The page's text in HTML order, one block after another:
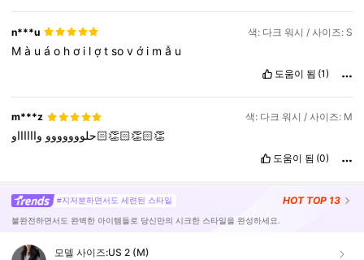
n***u 색: 다크 워시 / 사이즈: S
Mà uáo hơ i lợtsovớ i mẫ u
도움이 됨 (1)
m***z 색: 다크 워시 / 사이즈: M
حلووووووووااااااو👏🏻👏🏻👏🏻
도움이 됨 (0)
#지저분하면서도 세련된 스타일 HOT TOP 13
불완전하면서도 완벽한 아이템들로 당신만의 시크한 스타일을 완성하세요.
모델 사이즈:US 2 (M)